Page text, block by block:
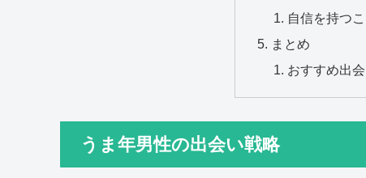
自信を持つ
まとめ
おすすめ出
うま年男性の出会い戦略